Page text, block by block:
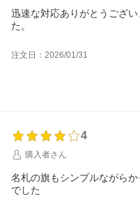
迅速な対応ありがとうござ
た。
注文日：2026/01/31
4
購入者さん
名札の旗もシンプルながら
でした